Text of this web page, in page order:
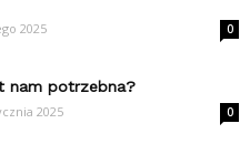
2025 0
nam potrzebna?
2025 0